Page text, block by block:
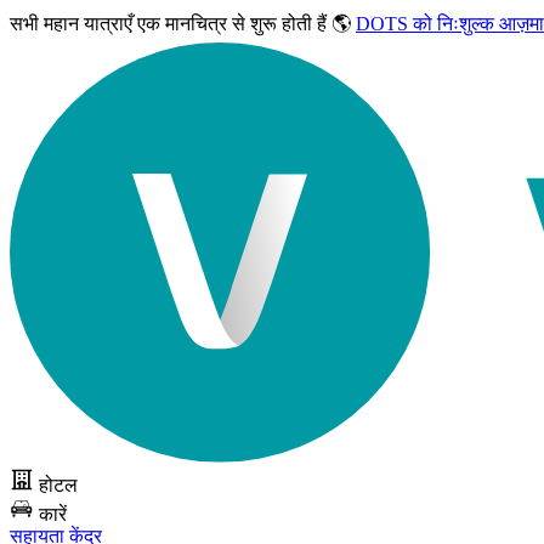
सभी महान यात्राएँएक मानचित्र से शुरू होती हैं 🌎 DOTS को निःशुल्क
होटल
कारें
सहायता केंद्र